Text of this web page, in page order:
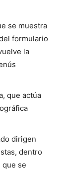
se muestra
formulario
la
que actúa
dirigen
dentro
que se